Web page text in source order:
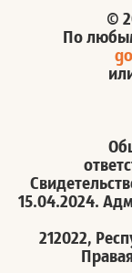
©
По
15.04.2024.
212022,